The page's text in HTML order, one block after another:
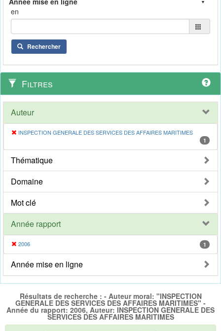
en
Rechercher
Filtres
Auteur
INSPECTION GENERALE DES SERVICES DES AFFAIRES MARITIMES
1
Thématique
Domaine
Mot clé
Année rapport
2006 1
Année mise en ligne
Résultats de recherche : - Auteur moral: "INSPECTION
GENERALE DES SERVICES DES AFFAIRES MARITIMES" -
Année du rapport: 2006, Auteur: INSPECTION GENERALE DES
SERVICES DES AFFAIRES MARITIMES